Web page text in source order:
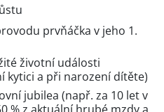
prvňáčka v jeho 1.
životní události
kytici a při narození dítěte)
jubilea (např. za 10 let v